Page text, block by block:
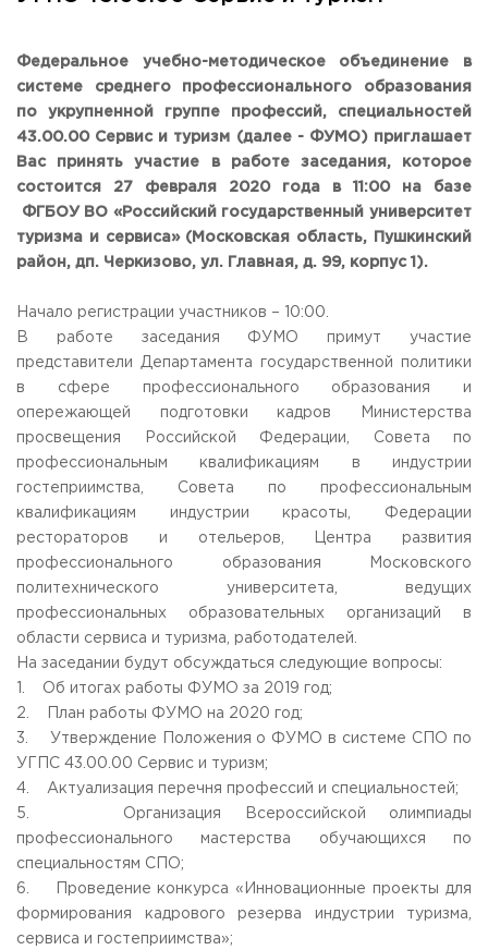
Общежитие / Кампус РГУТИС
Контакты
Научная деятельность
Дополнительное образование
Федеральный ресурсный центр
Федеральное учебно-методическое объединение в
системе ВО
Федеральное учебно-методическое объединение в
системе СПО
Конкурс ППС
ЗАКАЗАТЬ ОБРАТНЫЙ ЗВОНОК
АДРЕС
141221, Московская обл.,Городской округ Пушкинский,
пгт. Черкизово,
ул. Главная, 99
+7 (495) 940 83 58 - Приемная комиссия
E-MAIL
info@rguts.ru
priem@rguts.ru - Приемная комиссия
ГРАФИК И РЕЖИМ РАБОТЫ
пн-чт: с 09:00 до 18:00;
сб-вс: выходной
Приемная комиссия
вс: выходной.
Федеральное учебно-методическое объединение в
системе среднего профессионального образования
по укрупненной группе профессий, специальностей
43.00.00 Сервис и туризм (далее - ФУМО) приглашает
Вас принять участие в работе заседания, которое
состоится 27 февраля 2020 года в 11:00 на базе
ФГБОУ ВО «Российский государственный университет
туризма и сервиса» (Московская область, Пушкинский
район, дп. Черкизово, ул. Главная, д. 99, корпус 1).
Начало регистрации участников – 10:00.
В работе заседания ФУМО примут участие
представители Департамента государственной политики
в сфере профессионального образования и
опережающей подготовки кадров Министерства
просвещения Российской Федерации, Совета по
профессиональным квалификациям в индустрии
гостеприимства, Совета по профессиональным
квалификациям индустрии красоты, Федерации
рестораторов и отельеров, Центра развития
профессионального образования Московского
политехнического университета, ведущих
профессиональных образовательных организаций в
области сервиса и туризма, работодателей.
На заседании будут обсуждаться следующие вопросы:
1. Об итогах работы ФУМО за 2019 год;
2. План работы ФУМО на 2020 год;
3. Утверждение Положения о ФУМО в системе СПО по
УГПС 43.00.00 Сервис и туризм;
4. Актуализация перечня профессий и специальностей;
5. Организация Всероссийской олимпиады
профессионального мастерства обучающихся по
специальностям СПО;
6. Проведение конкурса «Инновационные проекты для
формирования кадрового резерва индустрии туризма,
сервиса и гостеприимства»;